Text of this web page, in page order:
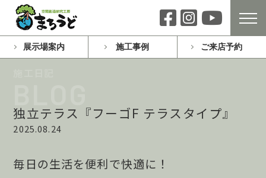
展示場案内 施工事例 ご来店予約
独立テラス『フーゴF テラスタイプ』
2025.08.24
毎日の生活を便利で快適に！